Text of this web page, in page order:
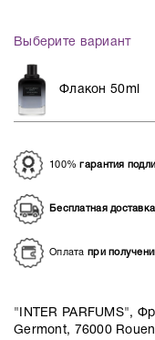
Выберите вариант
Флакон 50ml
100%гарантия
Бесплатная доставка
Оплата при
"INTER PARFUMS",
Germont, 76000